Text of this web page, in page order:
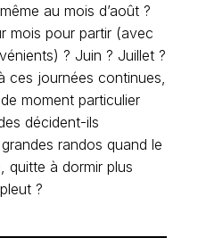
au mois d’août ?
mois pour partir (avec
? Juin ? Juillet ?
ces journées continues,
moment particulier
décident-ils
randos quand le
quitte à dormir plus
?